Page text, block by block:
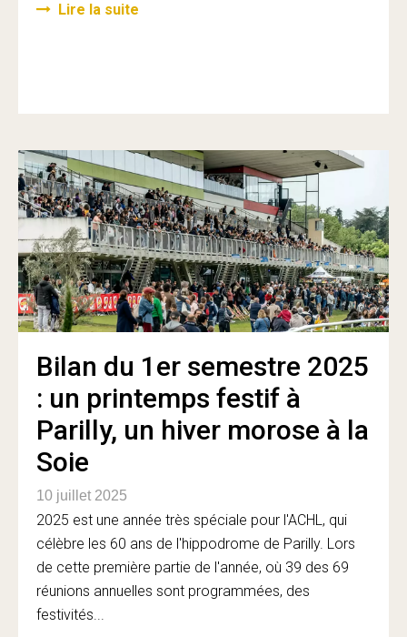
Lire la suite
Bilan du 1er semestre 2025
: un printemps festif à
Parilly, un hiver morose à la
Soie
10 juillet 2025
2025 est une année très spéciale pour l'ACHL, qui
célèbre les 60 ans de l'hippodrome de Parilly. Lors
de cette première partie de l'année, où 39 des 69
réunions annuelles sont programmées, des
festivités...